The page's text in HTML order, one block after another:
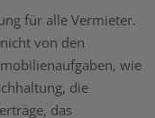
für alle Vermieter.
von den
wie
die
das